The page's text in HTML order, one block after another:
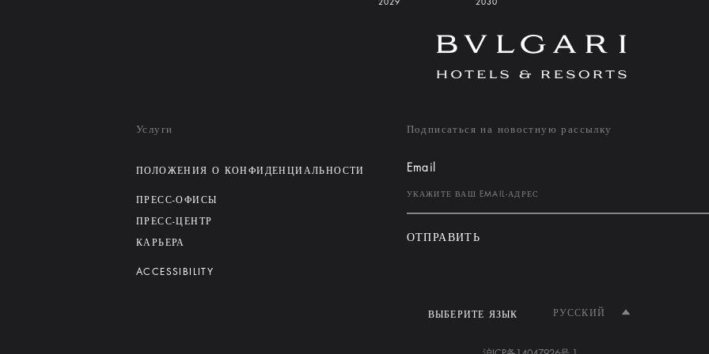
2029 2030
Услуги
ПОЛОЖЕНИЯ О КОНФИДЕНЦИАЛЬНОСТИ
ПРЕСС-ОФИСЫ
ПРЕСС-ЦЕНТР
КАРЬЕРА
ACCESSIBILITY
Подписаться на новостную рассылку
Email
ОТПРАВИТЬ
ВЫБЕРИТЕ ЯЗЫК РУССКИЙ